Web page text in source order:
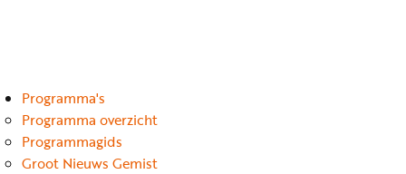
Programma's
Programma overzicht
Programmagids
Groot Nieuws Gemist
Podcasts
Muziek